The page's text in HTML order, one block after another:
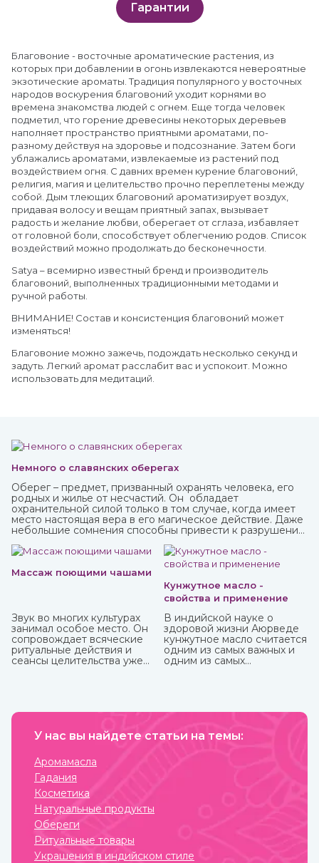
Гарантии
Благовоние - восточные ароматические растения, из
которых при добавлении в огонь извлекаются невероятные
экзотические ароматы. Традиция популярного у восточных
народов воскурения благовоний уходит корнями во
времена знакомства людей с огнем. Еще тогда человек
подметил, что горение древесины некоторых деревьев
наполняет пространство приятными ароматами, по-
разному действуя на здоровье и подсознание. Затем боги
ублажались ароматами, извлекаемые из растений под
воздействием огня. С давних времен курение благовоний,
религия, магия и целительство прочно переплетены между
собой. Дым тлеющих благовоний ароматизирует воздух,
придавая волосу и вещам приятный запах, вызывает
радость и желание любви, оберегает от сглаза, избавляет
от головной боли, способствует облегчению родов. Список
воздействий можно продолжать до бесконечности.
Satya – всемирно известный бренд и производитель
благовоний, выполненных традиционными методами и
ручной работы.
ВНИМАНИЕ! Состав и консистенция благовоний может
изменяться!
Благовоние можно зажечь, подождать несколько секунд и
задуть. Легкий аромат расслабит вас и успокоит. Можно
использовать для медитаций.
Немного о славянских оберегах
Оберег – предмет, призванный охранять человека, его
родных и жилье от несчастий. Он обладает
охранительной силой только в том случае, когда имеет
место настоящая вера в его магическое действие. Даже
небольшие сомнения способны привести к разрушению
изготавливался.
Массаж поющими чашами
Звук во многих культурах
занимал особое место. Он
сопровождает всяческие
ритуальные действия и
сеансы целительства уже
Кунжутное масло -
свойства и применение
В индийской науке о
здоровой жизни Аюрведе
кунжутное масло считается
одним из самых важных и
одним из самых
применения.
У нас вы найдете статьи на темы:
Аромамасла
Гадания
Косметика
Натуральные продукты
Обереги
Ритуальные товары
Украшения в индийском стиле